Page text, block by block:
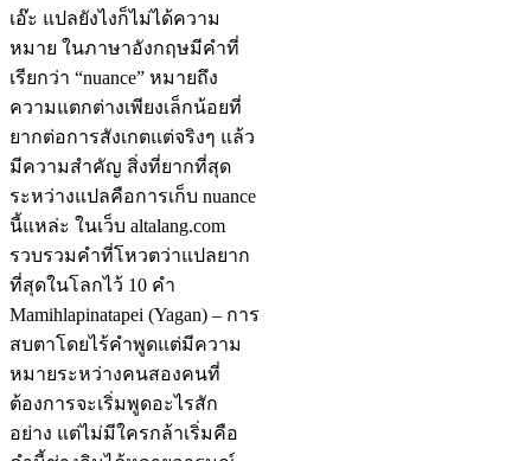
เอ๊ะ แปลยังไงก็ไม่ได้ความ
หมาย ในภาษาอังกฤษมีคำที่
เรียกว่า “nuance” หมายถึง
ความแตกต่างเพียงเล็กน้อยที่
ยากต่อการสังเกตแต่จริงๆ แล้ว
มีความสำคัญ สิ่งที่ยากที่สุด
ระหว่างแปลคือการเก็บ nuance
นี้แหล่ะ ในเว็บ altalang.com
รวบรวมคำที่โหวตว่าแปลยาก
ที่สุดในโลกไว้ 10 คำ
Mamihlapinatapei (Yagan) – การ
สบตาโดยไร้คำพูดแต่มีความ
หมายระหว่างคนสองคนที่
ต้องการจะเริ่มพูดอะไรสัก
อย่าง แต่ไม่มีใครกล้าเริ่มคือ